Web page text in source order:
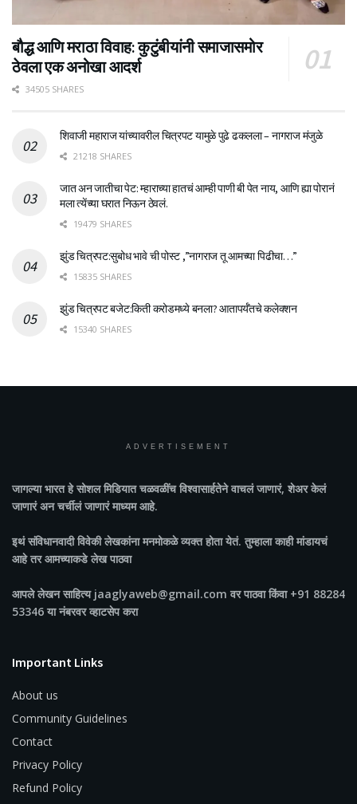
बौद्ध आणि मराठा विवाह: कुटुंबीयांनी समाजासमोर
ठेवला एक अनोखा आदर्श
34505 SHARES
शिवाजी महाराज यांच्यावरील चित्रपट यामुळे पुढे ढकलला – नागराज मंजुळे
21218 SHARES
जात अन जातीचा पेट: म्हाराच्या हातचं आम्ही पाणी बी पेत नाय, आणि ह्या पोरानं
मला त्येंच्या घरात निऊन ठेवलं.
19479 SHARES
झुंड चित्रपट:सुबोध भावे ची पोस्ट ,”नागराज तू आमच्या पिढीचा…”
15835 SHARES
झुंड चित्रपट बजेट:किती करोडमध्ये बनला? आतापर्यँतचे कलेक्शन
15340 SHARES
ADVERTISEMENT
जागल्या भारतहे सोशल मिडियात चळवळींच विश्वासार्हतेने वाचलं जाणारं, शेअर केलं
जाणारं अन चर्चीलं जाणारं माध्यम आहे.
इथं संविधानवादी विवेकी लेखकांना मनमोकळे व्यक्त होता येतं. तुम्हाला काही मांडायचं
आहे तर आमच्याकडे लेख पाठवा
आपले लेखन साहित्य jaaglyaweb@gmail.com वर पाठवा किंवा +91 88284
53346 या नंबरवर व्हाटसेप करा
Important Links
About us
Community Guidelines
Contact
Privacy Policy
Refund Policy